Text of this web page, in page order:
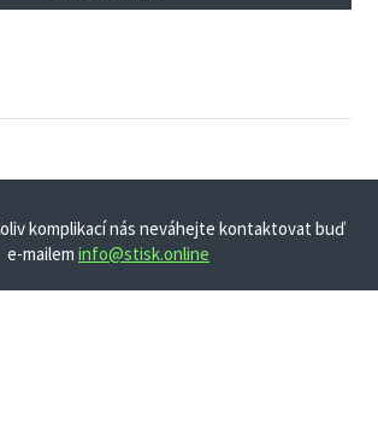
komplikací nás neváhejte kontaktovat buď
e-mailem info@stisk.online